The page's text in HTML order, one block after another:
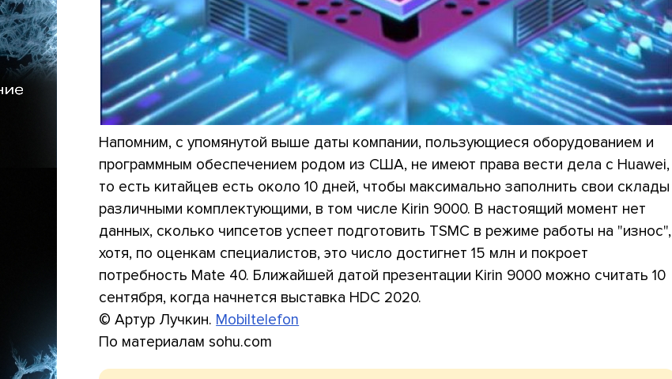
Напомним, с упомянутой выше даты компании, пользующиеся оборудованием и
программным обеспечением родом из США, не имеют права вести дела с Huawei,
то есть китайцев есть около 10 дней, чтобы максимально заполнить свои склады
различными комплектующими, в том числе Kirin 9000. В настоящий момент нет
данных, сколько чипсетов успеет подготовить TSMC в режиме работы на "износ",
хотя, по оценкам специалистов, это число достигнет 15 млн и покроет
потребность Mate 40. Ближайшей датой презентации Kirin 9000 можно считать 10
сентября, когда начнется выставка HDC 2020.
© Артур Лучкин. Mobiltelefon
По материалам sohu.com